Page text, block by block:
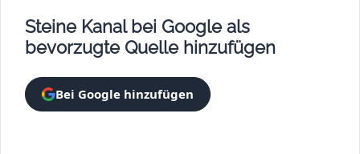
Steine Kanal bei Google als
bevorzugte Quelle hinzufügen
Bei Google hinzufügen